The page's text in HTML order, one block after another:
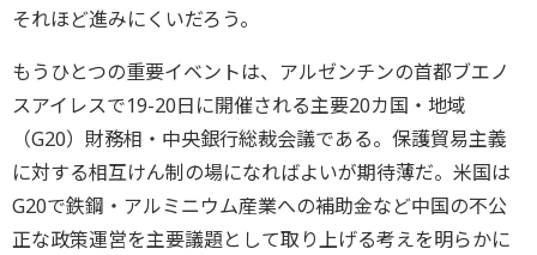
それほど進みにくいだろう。
もうひとつの重要イベントは、アルゼンチンの首都ブエノ
スアイレスで19-20日に開催される主要20カ国・地域
（G20）財務相・中央銀行総裁会議である。保護貿易主義
に対する相互けん制の場になればよいが期待薄だ。米国は
G20で鉄鋼・アルミニウム産業への補助金など中国の不公
正な政策運営を主要議題として取り上げる考えを明らかに